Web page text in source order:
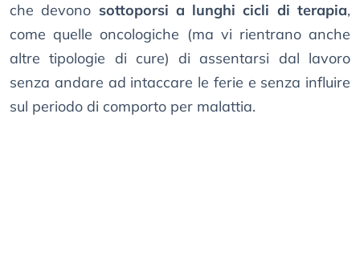
che devono sottoporsi a lunghi cicli di terapia,
come quelle oncologiche (ma vi rientrano anche
altre tipologie di cure) di assentarsi dal lavoro
senza andare ad intaccare le ferie e senza influire
sul periodo di comporto per malattia.